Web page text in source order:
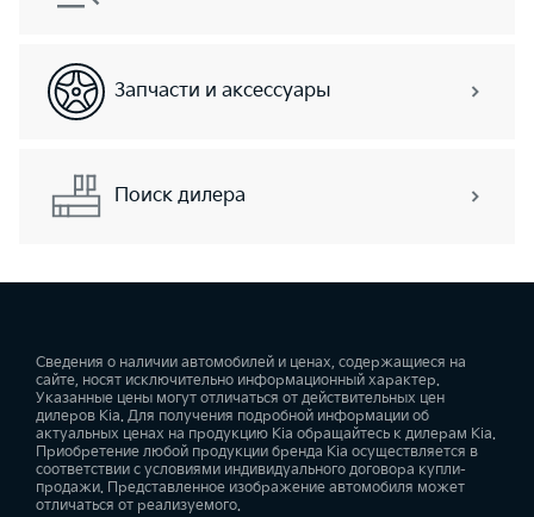
Запчасти и аксессуары
Поиск дилера
Сведения о наличии автомобилей и ценах, содержащиеся на
сайте, носят исключительно информационный характер.
Указанные цены могут отличаться от действительных цен
дилеров Kia. Для получения подробной информации об
актуальных ценах на продукцию Kia обращайтесь к дилерам Kia.
Приобретение любой продукции бренда Kia осуществляется в
соответствии с условиями индивидуального договора купли-
продажи. Представленное изображение автомобиля может
отличаться от реализуемого.